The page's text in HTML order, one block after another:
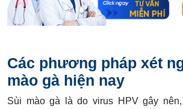
Các phương pháp xét
mào gà hiện nay
Sùi mào gà là do virus HPV gây